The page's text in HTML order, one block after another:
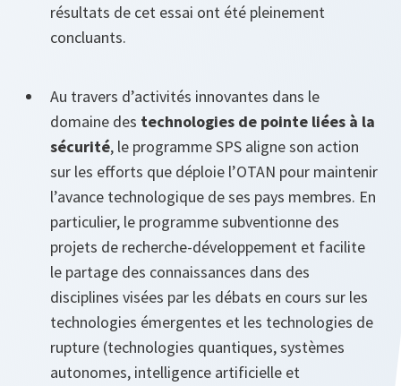
résultats de cet essai ont été pleinement
concluants.
Au travers d’activités innovantes dans le
domaine des technologies de pointe liées à la
sécurité, le programme SPS aligne son action
sur les efforts que déploie l’OTAN pour maintenir
l’avance technologique de ses pays membres. En
particulier, le programme subventionne des
projets de recherche-développement et facilite
le partage des connaissances dans des
disciplines visées par les débats en cours sur les
technologies émergentes et les technologies de
rupture (technologies quantiques, systèmes
autonomes, intelligence artificielle et